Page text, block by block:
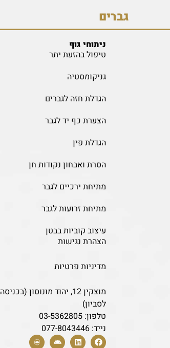
גברים
ניתוחי גוף
טיפול בהזעת יתר
גניקומסטיה
הגדלת חזה לגברים
הצערת כף יד לגבר
הגדלת פין
הסרת ואבחון נקודות חן
מתיחת ירכיים לגבר
מתיחת זרועות לגבר
עיצוב קוביות בבטן
הצהרת נגישות
מדיניות פרטיות
מוצקין 12, יהוד מונוסון (בכניסה
לסביון)
טלפון: 03-5362805
נייד: 077-8043446